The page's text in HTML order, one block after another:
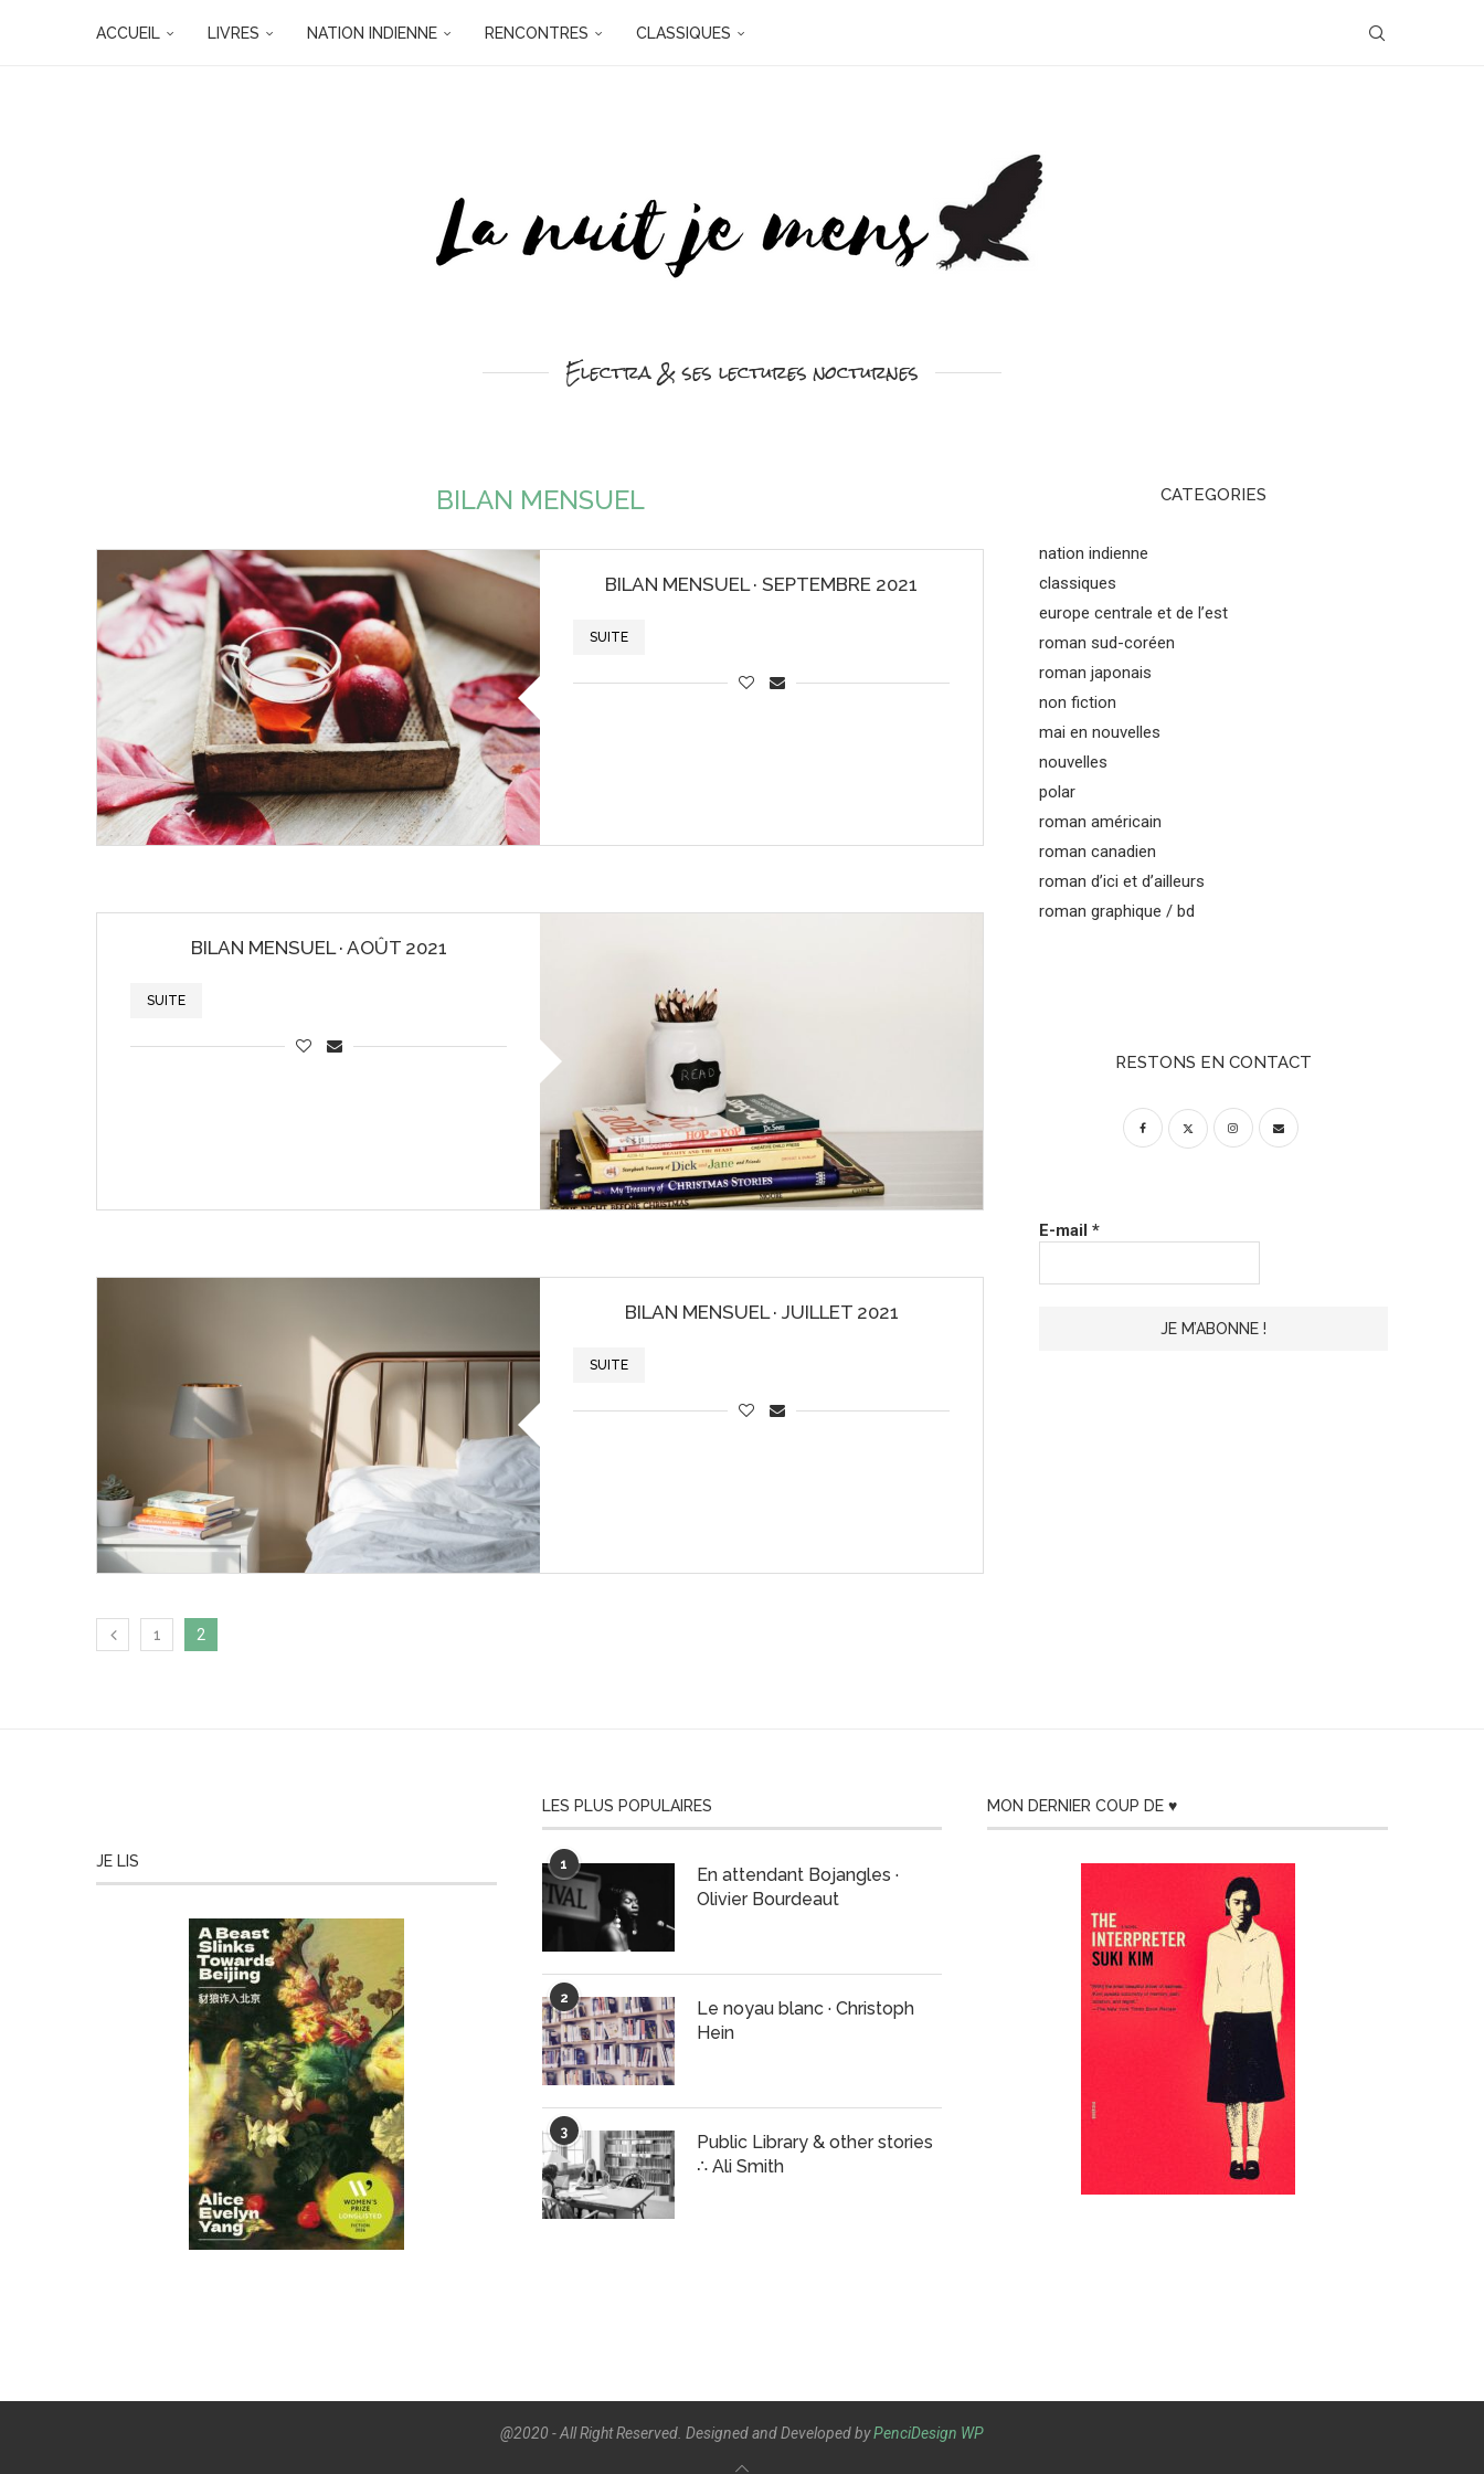
ACCUEIL LIVRES NATION INDIENNE RENCONTRES CLASSIQUES
Electra & ses lectures nocturnes
BILAN MENSUEL
BILAN MENSUEL · SEPTEMBRE 2021
SUITE
BILAN MENSUEL · AOÛT 2021
SUITE
BILAN MENSUEL · JUILLET 2021
SUITE
1 2
CATEGORIES
nation indienne
classiques
europe centrale et de l’est
roman sud-coréen
roman japonais
non fiction
mai en nouvelles
nouvelles
polar
roman américain
roman canadien
roman d’ici et d’ailleurs
roman graphique / bd
RESTONS EN CONTACT
E-mail*
JE LIS
LES PLUS POPULAIRES
1
En attendant Bojangles ·
Olivier Bourdeaut
2
Le noyau blanc · Christoph
Hein
3
Public Library & other stories
∴ Ali Smith
MON DERNIER COUP DE ♥
@2020 - All Right Reserved. Designed and Developed byPenciDesign WP